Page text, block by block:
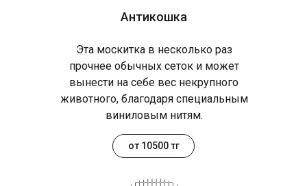
Антикошка
Эта москитка в несколько раз
прочнее обычных сеток и может
вынести на себе вес некрупного
животного, благодаря специальным
виниловым нитям.
от 10500 тг